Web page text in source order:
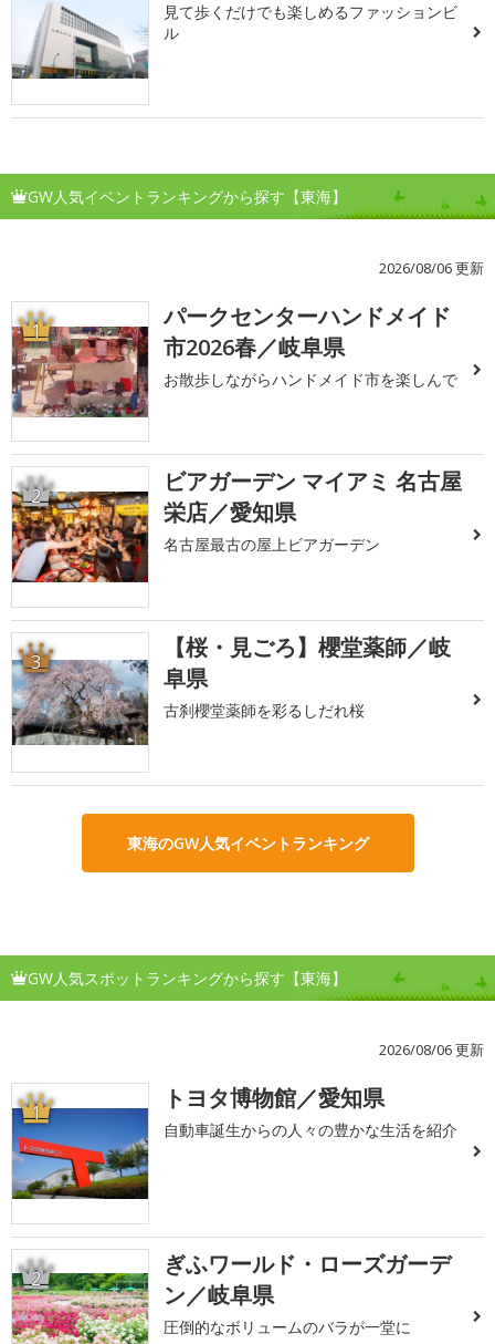
見て歩くだけでも楽しめるファッションビ
ル
GW人気イベントランキングから探す【東海】
2026/08/06 更新
1
パークセンターハンドメイド
市2026春／岐阜県
お散歩しながらハンドメイド市を楽しんで
2
ビアガーデン マイアミ 名古屋
栄店／愛知県
名古屋最古の屋上ビアガーデン
3
【桜・見ごろ】櫻堂薬師／岐
阜県
古刹櫻堂薬師を彩るしだれ桜
東海のGW人気イベントランキング
GW人気スポットランキングから探す【東海】
2026/08/06 更新
1 トヨタ博物館／愛知県
自動車誕生からの人々の豊かな生活を紹介
2
ぎふワールド・ローズガーデ
ン／岐阜県
圧倒的なボリュームのバラが一堂に